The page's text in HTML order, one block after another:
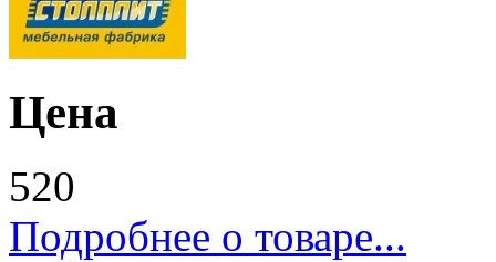
Цена
520
Подробнее о товаре...